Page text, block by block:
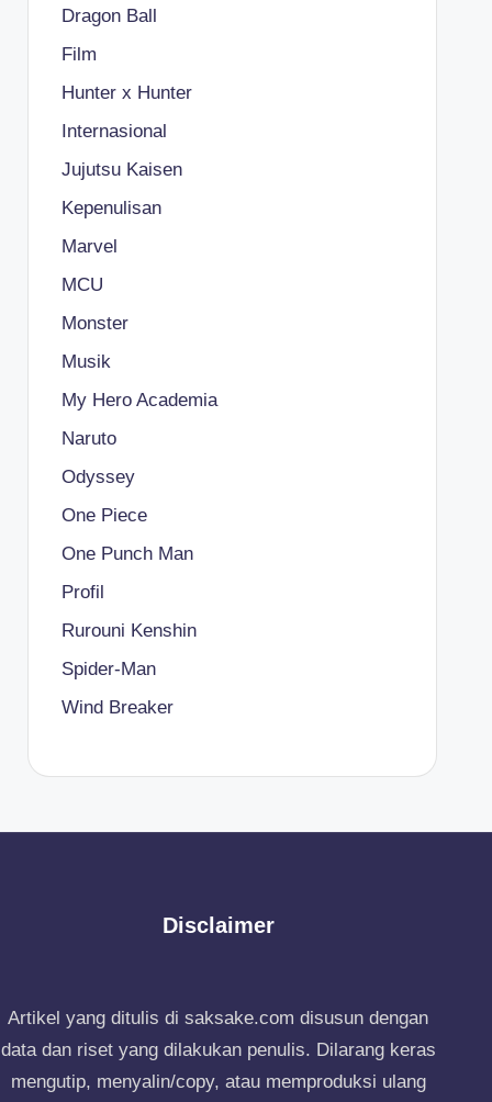
Dragon Ball
Film
Hunter x Hunter
Internasional
Jujutsu Kaisen
Kepenulisan
Marvel
MCU
Monster
Musik
My Hero Academia
Naruto
Odyssey
One Piece
One Punch Man
Profil
Rurouni Kenshin
Spider-Man
Wind Breaker
Disclaimer
Artikel yang ditulis di saksake.com disusun dengan
data dan riset yang dilakukan penulis. Dilarang keras
mengutip, menyalin/copy, atau memproduksi ulang